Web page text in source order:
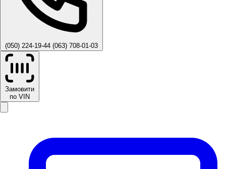
(050) 224-19-44 (063) 708-01-03
Замовити
по VIN